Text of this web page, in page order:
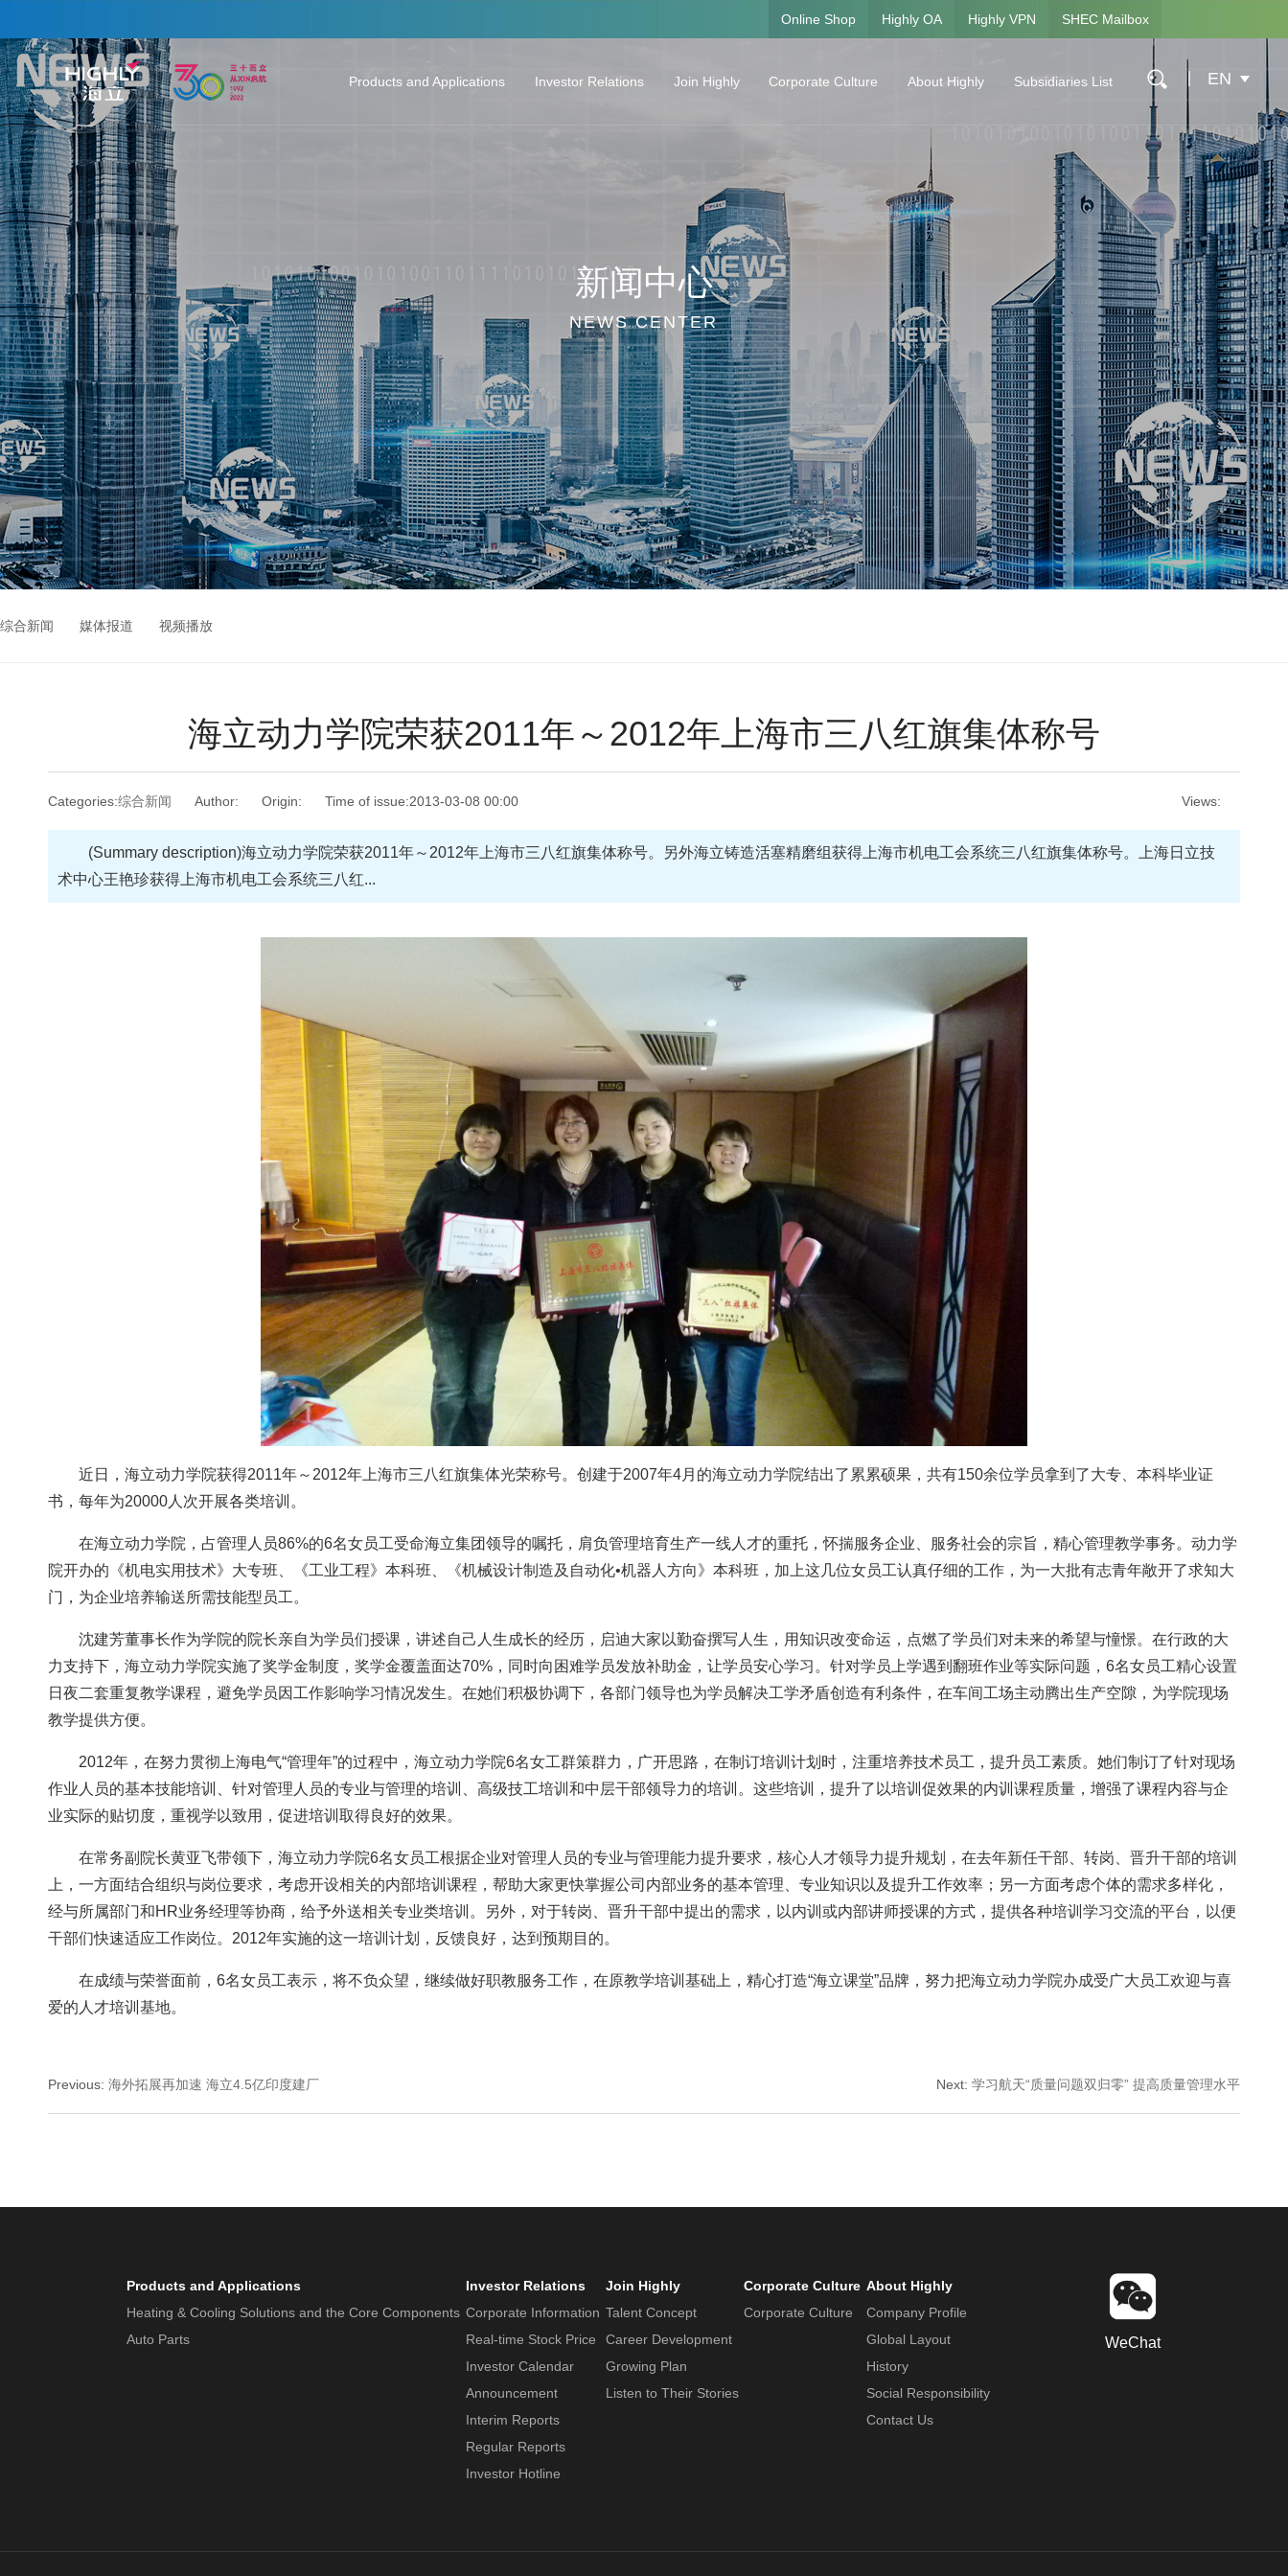
Online Shop Highly OA Highly VPN SHEC Mailbox
EN
Products and Applications Investor Relations
Interim Reports
Investor Hotline
Join Highly
Career Development
Growing Plan
Listen to Their Stories
Corporate Culture About Highly
Global Layout
History
Social Responsibility
Contact Us
Subsidiaries List
Shanghai Highly Electrical Appliances Co., Ltd.
Hangzhou Fusheng Electrical Appliances Co.,
Highly Marelli Holding Co., Ltd.
Shanghai Highly New Energy Technology Co.,
Anhui Highly Precision Casting Co., Ltd.
Shanghai Highly Special Refrigeration
Shanghai Highly Nakano Refrigerators Co., Ltd.
Shanghai Highly International Trading Co., Ltd.
Shanghai Highly Group Asset Management
新闻中心
NEWS CENTER
综合新闻 媒体报道 视频播放
海立动力学院荣获2011年～2012年上海市三八红旗集体称号
Categories:综合新闻 Author: Origin: Time of issue:2013-03-08 00:00 Views:
(Summary description)海立动力学院荣获2011年～2012年上海市三八红旗集体称号。另外海立铸造活塞精磨组获得上海市机电工会系统三八红旗集体称号。上海日立技
术中心王艳珍获得上海市机电工会系统三八红...
近日，海立动力学院获得2011年～2012年上海市三八红旗集体光荣称号。创建于2007年4月的海立动力学院结出了累累硕果，共有150余位学员拿到了大专、本科毕业证
书，每年为20000人次开展各类培训。
在海立动力学院，占管理人员86%的6名女员工受命海立集团领导的嘱托，肩负管理培育生产一线人才的重托，怀揣服务企业、服务社会的宗旨，精心管理教学事务。动力学
院开办的《机电实用技术》大专班、《工业工程》本科班、《机械设计制造及自动化•机器人方向》本科班，加上这几位女员工认真仔细的工作，为一大批有志青年敞开了求知大
门，为企业培养输送所需技能型员工。
沈建芳董事长作为学院的院长亲自为学员们授课，讲述自己人生成长的经历，启迪大家以勤奋撰写人生，用知识改变命运，点燃了学员们对未来的希望与憧憬。在行政的大
力支持下，海立动力学院实施了奖学金制度，奖学金覆盖面达70%，同时向困难学员发放补助金，让学员安心学习。针对学员上学遇到翻班作业等实际问题，6名女员工精心设置
日夜二套重复教学课程，避免学员因工作影响学习情况发生。在她们积极协调下，各部门领导也为学员解决工学矛盾创造有利条件，在车间工场主动腾出生产空隙，为学院现场
教学提供方便。
2012年，在努力贯彻上海电气“管理年”的过程中，海立动力学院6名女工群策群力，广开思路，在制订培训计划时，注重培养技术员工，提升员工素质。她们制订了针对现场
作业人员的基本技能培训、针对管理人员的专业与管理的培训、高级技工培训和中层干部领导力的培训。这些培训，提升了以培训促效果的内训课程质量，增强了课程内容与企
业实际的贴切度，重视学以致用，促进培训取得良好的效果。
在常务副院长黄亚飞带领下，海立动力学院6名女员工根据企业对管理人员的专业与管理能力提升要求，核心人才领导力提升规划，在去年新任干部、转岗、晋升干部的培训
上，一方面结合组织与岗位要求，考虑开设相关的内部培训课程，帮助大家更快掌握公司内部业务的基本管理、专业知识以及提升工作效率；另一方面考虑个体的需求多样化，
经与所属部门和HR业务经理等协商，给予外送相关专业类培训。另外，对于转岗、晋升干部中提出的需求，以内训或内部讲师授课的方式，提供各种培训学习交流的平台，以便
干部们快速适应工作岗位。2012年实施的这一培训计划，反馈良好，达到预期目的。
在成绩与荣誉面前，6名女员工表示，将不负众望，继续做好职教服务工作，在原教学培训基础上，精心打造“海立课堂”品牌，努力把海立动力学院办成受广大员工欢迎与喜
爱的人才培训基地。
Previous: 海外拓展再加速 海立4.5亿印度建厂 Next: 学习航天“质量问题双归零” 提高质量管理水平
Products and Applications
Heating & Cooling Solutions and the Core Components
Auto Parts
Investor Relations
Corporate Information
Real-time Stock Price
Investor Calendar
Announcement
Interim Reports
Regular Reports
Investor Hotline
Join Highly
Talent Concept
Career Development
Growing Plan
Listen to Their Stories
Corporate Culture
Corporate Culture
About Highly
Company Profile
Global Layout
History
Social Responsibility
Contact Us
WeChat